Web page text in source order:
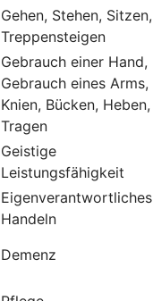
Gehen, Stehen, Sitzen,
Treppensteigen
Gebrauch einer Hand,
Gebrauch eines Arms,
Knien, Bücken, Heben,
Tragen
Geistige
Leistungsfähigkeit
Eigenverantwortliches
Handeln
Demenz